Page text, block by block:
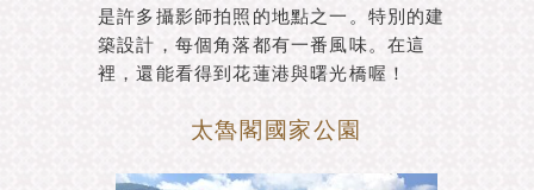
是許多攝影師拍照的地點之一。特別的建
築設計，每個角落都有一番風味。在這
裡，還能看得到花蓮港與曙光橋喔！
太魯閣國家公園